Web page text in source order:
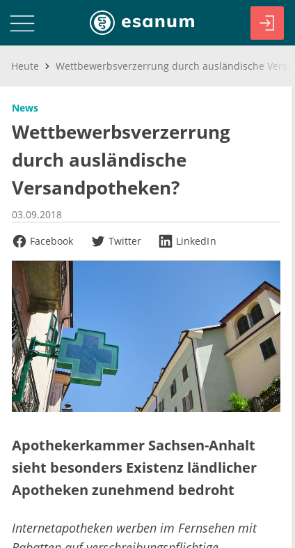
Heute
News
Wettbewerbsverzerrung
durch ausländische
Versandpotheken?
03.09.2018
Facebook
Twitter LinkedIn
Apothekerkammer Sachsen-Anhalt
sieht besonders Existenz ländlicher
Apotheken zunehmend bedroht
Internetapotheken werben im Fernsehen mit